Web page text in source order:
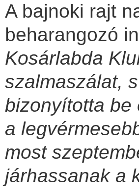
A bajnoki rajt
beharangozó
Kosárlabda
szalmaszálat,
bizonyította be
a
most
járhassanak a